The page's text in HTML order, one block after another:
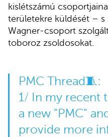
kislétszámú
területekre küldését – s
Wagner-csoport
toboroz zsoldosokat.
PMC Thread🧵:
1/ In my recent
a new "PMC"
provide more